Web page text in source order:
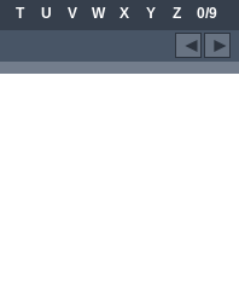
T U V W X Y Z
0/9
◄ ►